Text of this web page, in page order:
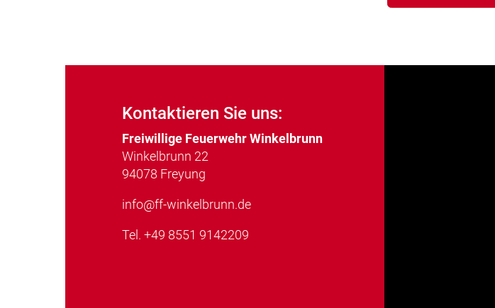
Kontaktieren Sie uns:
Freiwillige Feuerwehr Winkelbrunn
Winkelbrunn 22
94078 Freyung
info@ff-winkelbrunn.de
Tel. +49 8551 9142209